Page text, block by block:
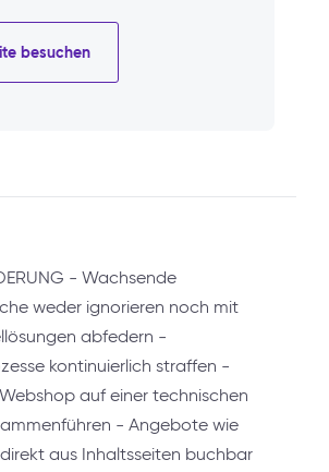
besuchen
- Wachsende
weder ignorieren noch mit
abfedern -
kontinuierlich straffen -
auf einer technischen
- Angebote wie
aus Inhaltsseiten buchbar